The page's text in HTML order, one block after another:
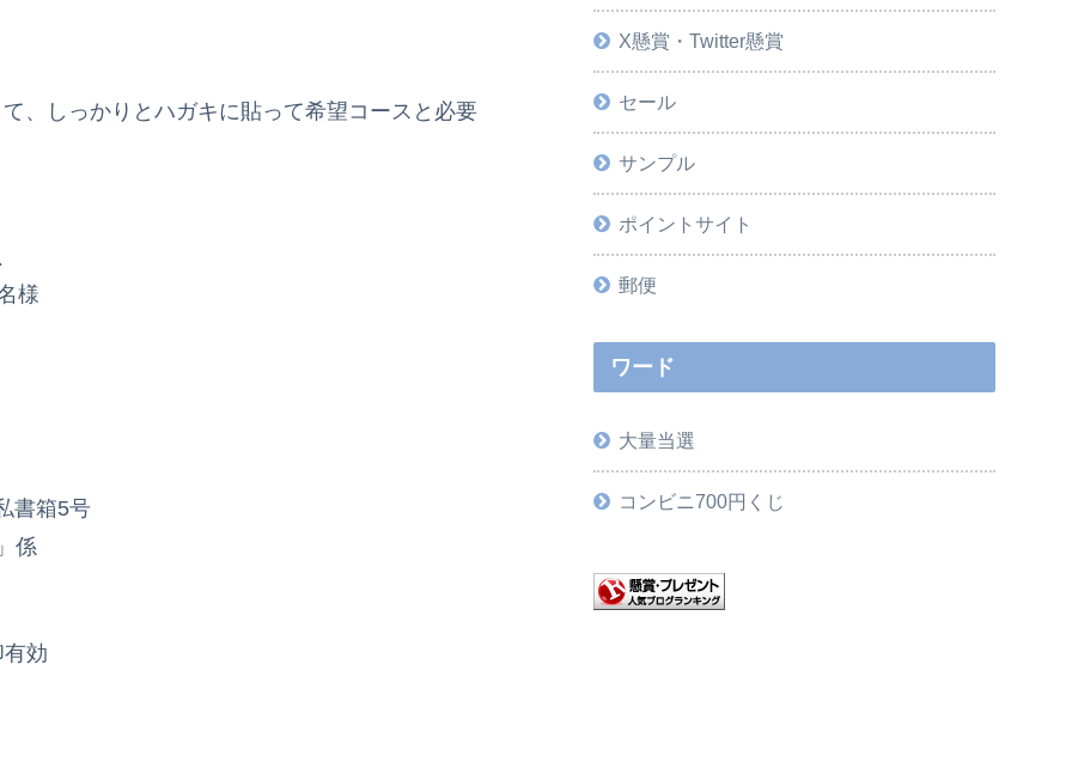
、しっかりとハガキに貼って希望コースと必要
様
書箱5号
係
効
X懸賞・Twitter懸賞
セール
サンプル
ポイントサイト
郵便
ワード
大量当選
コンビニ700円くじ